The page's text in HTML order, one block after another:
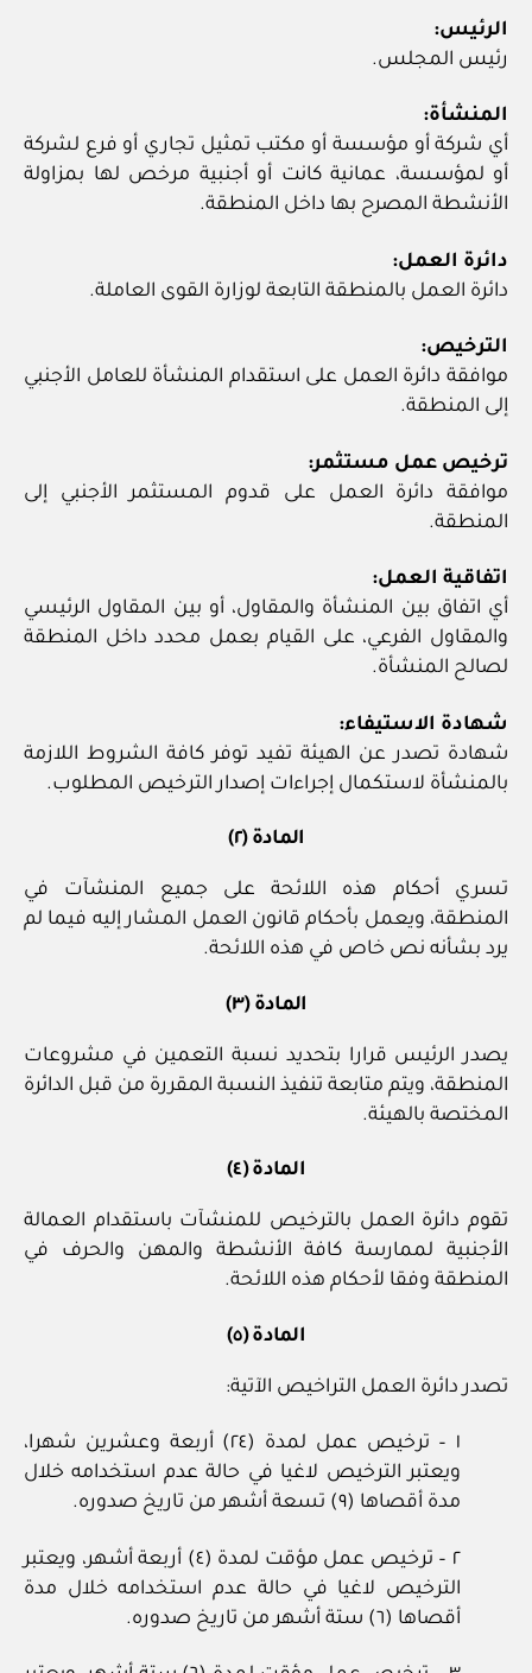
الرئيس:
رئيس المجلس.
المنشأة:
أي شركة أو مؤسسة أو مكتب تمثيل تجاري أو فرع لشركة
أو لمؤسسة، عمانية كانت أو أجنبية مرخص لها بمزاولة
الأنشطة المصرح بها داخل المنطقة.
دائرة العمل:
دائرة العمل بالمنطقة التابعة لوزارة القوى العاملة.
الترخيص:
موافقة دائرة العمل على استقدام المنشأة للعامل الأجنبي
إلى المنطقة.
ترخيص عمل مستثمر:
موافقة دائرة العمل على قدوم المستثمر الأجنبي إلى
المنطقة.
اتفاقية العمل:
أي اتفاق بين المنشأة والمقاول، أو بين المقاول الرئيسي
والمقاول الفرعي، على القيام بعمل محدد داخل المنطقة
لصالح المنشأة.
شهادة الاستيفاء:
شهادة تصدر عن الهيئة تفيد توفر كافة الشروط اللازمة
بالمنشأة لاستكمال إجراءات إصدار الترخيص المطلوب.
المادة (٢)
تسري أحكام هذه اللائحة على جميع المنشآت في
المنطقة، ويعمل بأحكام قانون العمل المشار إليه فيما لم
يرد بشأنه نص خاص في هذه اللائحة.
المادة (٣)
يصدر الرئيس قرارا بتحديد نسبة التعمين في مشروعات
المنطقة، ويتم متابعة تنفيذ النسبة المقررة من قبل الدائرة
المختصة بالهيئة.
المادة (٤)
تقوم دائرة العمل بالترخيص للمنشآت باستقدام العمالة
الأجنبية لممارسة كافة الأنشطة والمهن والحرف في
المنطقة وفقا لأحكام هذه اللائحة.
المادة (٥)
تصدر دائرة العمل التراخيص الآتية:
١ – ترخيص عمل لمدة (٢٤) أربعة وعشرين شهرا،
ويعتبر الترخيص لاغيا في حالة عدم استخدامه خلال
مدة أقصاها (٩) تسعة أشهر من تاريخ صدوره.
٢ – ترخيص عمل مؤقت لمدة (٤) أربعة أشهر، ويعتبر
الترخيص لاغيا في حالة عدم استخدامه خلال مدة
أقصاها (٦) ستة أشهر من تاريخ صدوره.